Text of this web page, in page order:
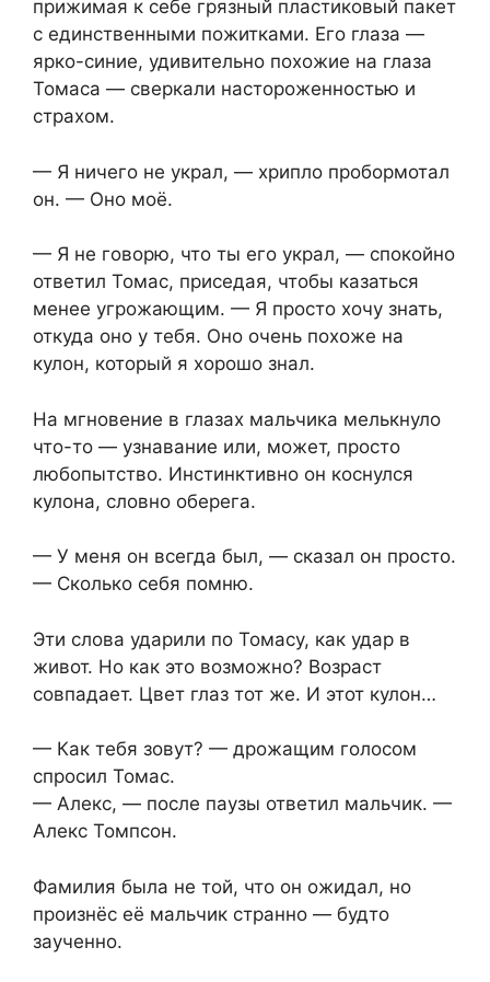
прижимая к себе грязный пластиковый пакет
с единственными пожитками. Его глаза —
ярко-синие, удивительно похожие на глаза
Томаса — сверкали настороженностью и
страхом.
— Я ничего не украл, — хрипло пробормотал
он. — Оно моё.
— Я не говорю, что ты его украл, — спокойно
ответил Томас, приседая, чтобы казаться
менее угрожающим. — Я просто хочу знать,
откуда оно у тебя. Оно очень похоже на
кулон, который я хорошо знал.
На мгновение в глазах мальчика мелькнуло
что-то — узнавание или, может, просто
любопытство. Инстинктивно он коснулся
кулона, словно оберега.
— У меня он всегда был, — сказал он просто.
— Сколько себя помню.
Эти слова ударили по Томасу, как удар в
живот. Но как это возможно? Возраст
совпадает. Цвет глаз тот же. И этот кулон…
— Как тебя зовут? — дрожащим голосом
спросил Томас.
— Алекс, — после паузы ответил мальчик. —
Алекс Томпсон.
Фамилия была не той, что он ожидал, но
произнёс её мальчик странно — будто
заученно.